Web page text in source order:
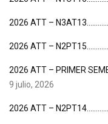
2026 ATT –
2026 ATT –
2026 ATT – PRIMER
9 julio, 2026
2026 ATT –